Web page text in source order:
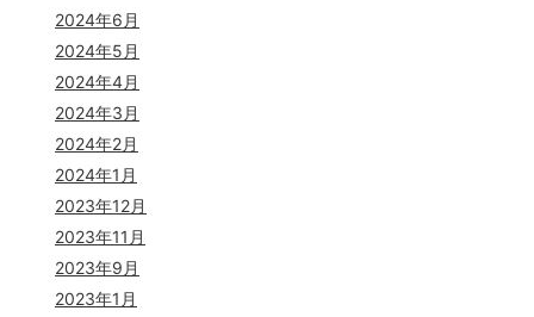
2024年6月
2024年5月
2024年4月
2024年3月
2024年2月
2024年1月
2023年12月
2023年11月
2023年9月
2023年1月